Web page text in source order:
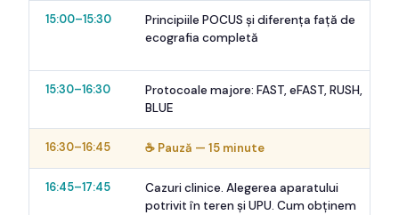
15:00–15:30
Principiile POCUS și diferența față de
ecografia completă
15:30–16:30
Protocoale majore: FAST, eFAST, RUSH,
BLUE
16:30–16:45 ☕ Pauză — 15 minute
16:45–17:45
Cazuri clinice. Alegerea aparatului
potrivit în teren și UPU. Cum obținem